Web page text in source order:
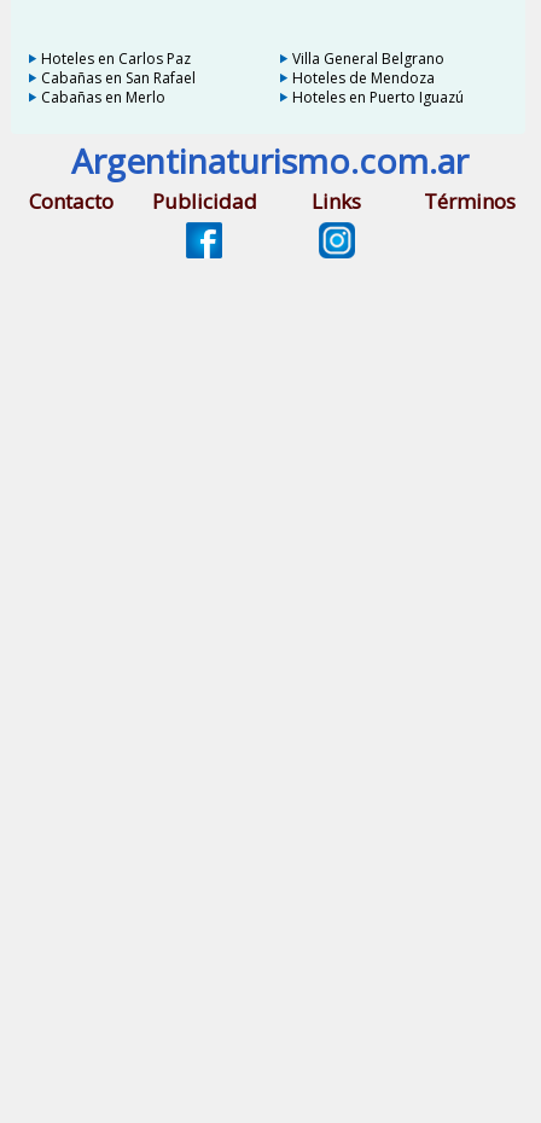
Hoteles en Carlos Paz
Villa General Belgrano
Cabañas en San Rafael
Hoteles de Mendoza
Cabañas en Merlo
Hoteles en Puerto Iguazú
Argentinaturismo.com.ar
Contacto Publicidad Links Términos